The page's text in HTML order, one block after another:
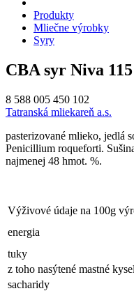
Produkty
Mliečne výrobky
Syry
CBA syr Niva
8 588 005 450 102
Tatranská mliekareň a.s.
pasterizované mlieko, jedlá
Penicillium roqueforti.
najmenej 48 hmot. %.
Výživové údaje na 100g
energia
tuky
z toho nasýtené mastné
sacharidy